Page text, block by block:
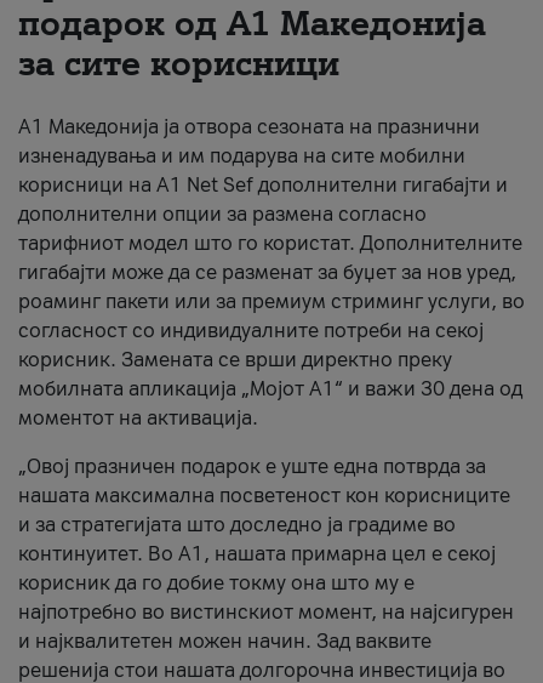
За нас
#ПодобарОнлајн
подарок од А1 Македонија
за сите корисници
А1 Македонија ја отвора сезоната на празнични
изненадувања и им подарува на сите мобилни
корисници на A1 Net Sef дополнителни гигабајти и
дополнителни опции за размена согласно
тарифниот модел што го користат. Дополнителните
гигабајти може да се разменат за буџет за нов уред,
роаминг пакети или за премиум стриминг услуги, во
согласност со индивидуалните потреби на секој
корисник. Замената се врши директно преку
мобилната апликација „Мојот А1“ и важи 30 дена од
моментот на активација.
„Овој празничен подарок е уште една потврда за
нашата максимална посветеност кон корисниците
и за стратегијата што доследно ја градиме во
континуитет. Во А1, нашата примарна цел е секој
корисник да го добие токму она што му е
најпотребно во вистинскиот момент, на најсигурен
и најквалитетен можен начин. Зад ваквите
решенија стои нашата долгорочна инвестиција во